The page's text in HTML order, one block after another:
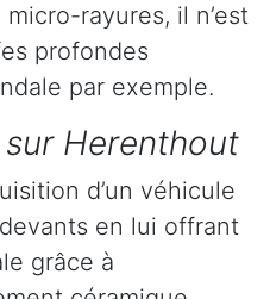
micro-rayures, il n’est
profondes
par exemple.
Herenthout
d’un véhicule
en lui offrant
grâce à